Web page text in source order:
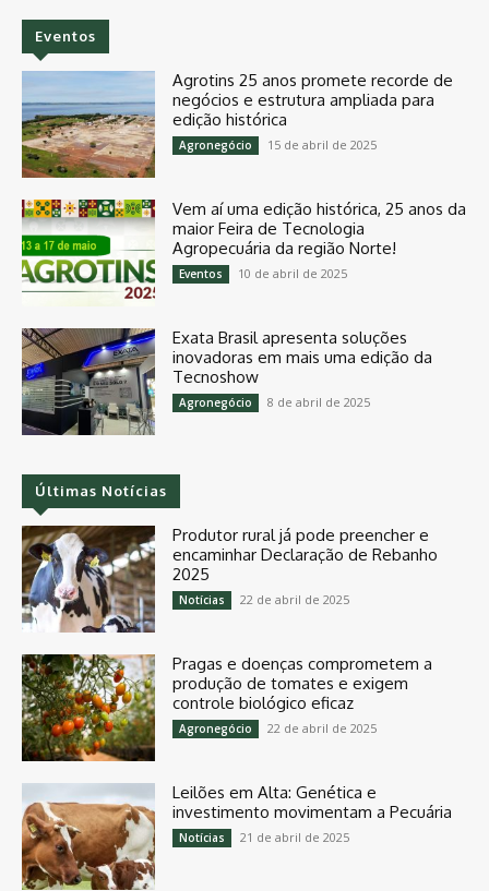
Eventos
Agrotins 25 anos promete recorde de
negócios e estrutura ampliada para
edição histórica
Agronegócio 15 de abril de 2025
Vem aí uma edição histórica, 25 anos da
maior Feira de Tecnologia
Agropecuária da região Norte!
Eventos 10 de abril de 2025
Exata Brasil apresenta soluções
inovadoras em mais uma edição da
Tecnoshow
Agronegócio 8 de abril de 2025
Últimas Notícias
Produtor rural já pode preencher e
encaminhar Declaração de Rebanho
2025
Notícias 22 de abril de 2025
Pragas e doenças comprometem a
produção de tomates e exigem
controle biológico eficaz
Agronegócio 22 de abril de 2025
Leilões em Alta: Genética e
investimento movimentam a Pecuária
Notícias 21 de abril de 2025